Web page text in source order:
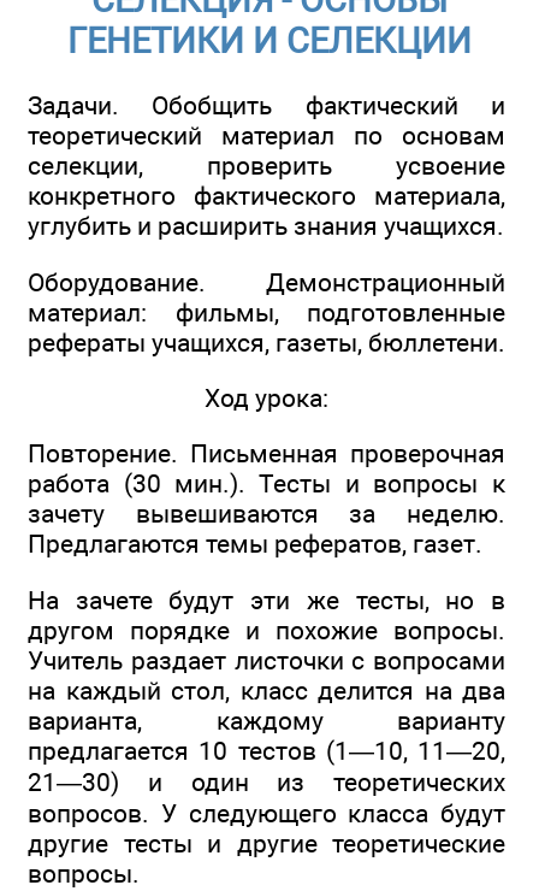
ГЕНЕТИКИ И СЕЛЕКЦИИ
Задачи. Обобщить фактический и
теоретический материал по основам
селекции, проверить усвоение
конкретного фактического материала,
углубить и расширить знания учащихся.
Оборудование. Демонстрационный
материал: фильмы, подготовленные
рефераты учащихся, газеты, бюллетени.
Ход урока:
Повторение. Письменная проверочная
работа (30 мин.). Тесты и вопросы к
зачету вывешиваются за неделю.
Предлагаются темы рефератов, газет.
На зачете будут эти же тесты, но в
другом порядке и похожие вопросы.
Учитель раздает листочки с вопросами
на каждый стол, класс делится на два
варианта, каждому варианту
предлагается 10 тестов (1—10, 11—20,
21—30) и один из теоретических
вопросов. У следующего класса будут
другие тесты и другие теоретические
вопросы.